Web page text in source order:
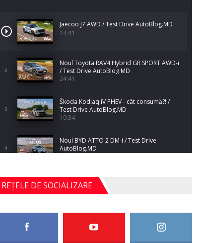
Jaecoo J7 AWD / Test Drive AutoBlog.MD
14:41
2
Noul Toyota RAV4 Hybrid GR SPORT AWD-i
/ Test Drive AutoBlog.MD
24:41
3
Škoda Kodiaq iV PHEV - cât consumă?! /
Test Drive AutoBlog.MD
10:34
4
Noul BYD ATTO 2 DM-i / Test Drive
AutoBlog.MD
5
Noul Mercedes-Benz S-Class facelift (S 580
4MATIC V223) / Test Drive AutoBlog.MD
27:33
REȚELE DE SOCIALIZARE